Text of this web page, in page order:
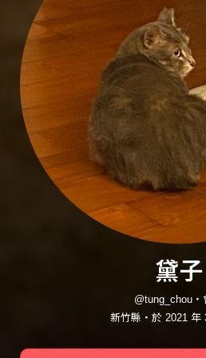
黛子
@tung_chou・
新竹縣・於 2021 年